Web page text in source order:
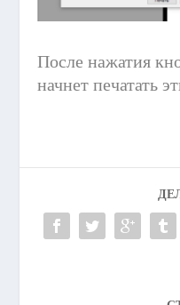
После нажатия
начнет печатать